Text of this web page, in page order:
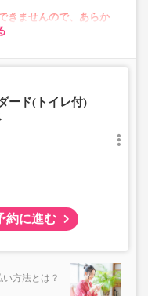
きませんので、あらか
来ません。
いため予約いただけ
あり
ード(トイレ付)
約に進む
方法とは？